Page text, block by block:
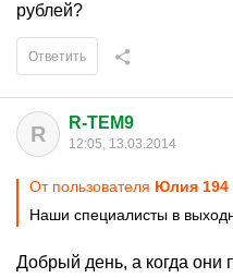
рублей?
Ответить
R R-TEM9
12:05, 13.03.2014
От пользователя Юлия 194
Наши специалисты в
Добрый день, а когда они